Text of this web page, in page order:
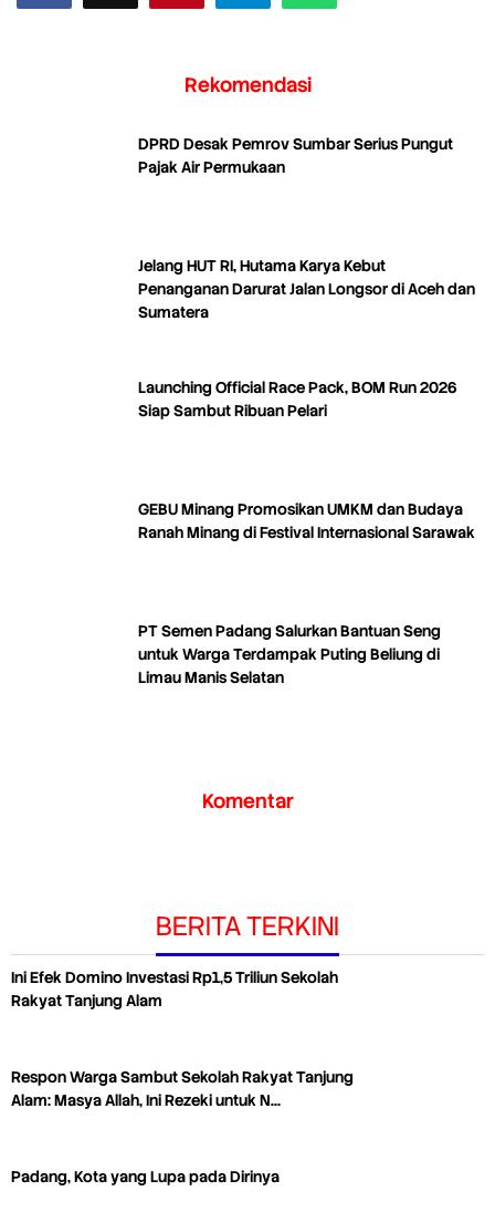
Rekomendasi
DPRD Desak Pemrov Sumbar Serius Pungut
Pajak Air Permukaan
Jelang HUT RI, Hutama Karya Kebut
Penanganan Darurat Jalan Longsor di Aceh dan
Sumatera
Launching Official Race Pack, BOM Run 2026
Siap Sambut Ribuan Pelari
GEBU Minang Promosikan UMKM dan Budaya
Ranah Minang di Festival Internasional Sarawak
PT Semen Padang Salurkan Bantuan Seng
untuk Warga Terdampak Puting Beliung di
Limau Manis Selatan
Komentar
BERITA TERKINI
Ini Efek Domino Investasi Rp1,5 Triliun Sekolah
Rakyat Tanjung Alam
Respon Warga Sambut Sekolah Rakyat Tanjung
Alam: Masya Allah, Ini Rezeki untuk N…
Padang, Kota yang Lupa pada Dirinya